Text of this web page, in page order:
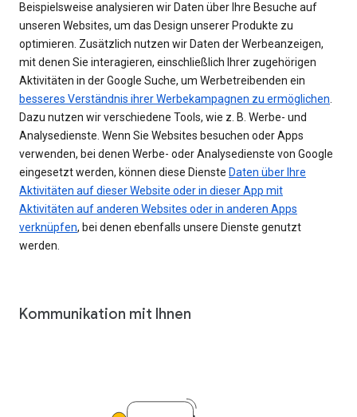
Beispielsweise analysieren wir Daten über Ihre Besuche auf
unseren Websites, um das Design unserer Produkte zu
optimieren. Zusätzlich nutzen wir Daten der Werbeanzeigen,
mit denen Sie interagieren, einschließlich Ihrer zugehörigen
Aktivitäten in der Google Suche, um Werbetreibenden ein
besseres Verständnis ihrer Werbekampagnen zu ermöglichen.
Dazu nutzen wir verschiedene Tools, wie z. B. Werbe- und
Analysedienste. Wenn Sie Websites besuchen oder Apps
verwenden, bei denen Werbe- oder Analysedienste von Google
eingesetzt werden, können diese Dienste Daten über Ihre
Aktivitäten auf dieser Website oder in dieser App mit
Aktivitäten auf anderen Websites oder in anderen Apps
verknüpfen, bei denen ebenfalls unsere Dienste genutzt
werden.
Kommunikation mit Ihnen